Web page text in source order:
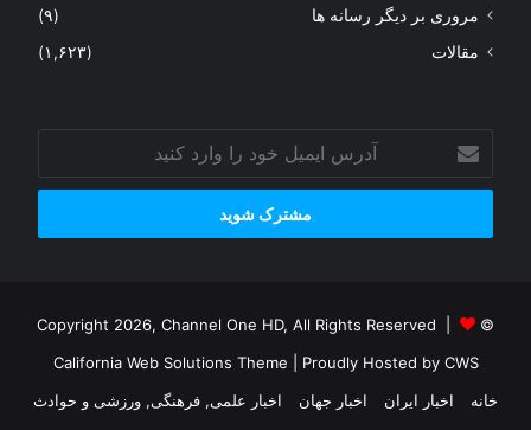
مروری بر دیگر رسانه ها
(۹)
مقالات
(۱,۶۲۳)
ایمیل
خود
وارد
© Copyright 2026, Channel One HD, All Rights Reserved |
California Web Solutions Theme | Proudly Hosted by CWS
خانه
اخبار ایران اخبار جهان
اخبار علمی, فرهنگی, ورزشی و حوادث